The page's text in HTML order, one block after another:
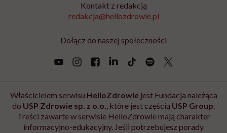
Kontakt z redakcją
redakcja@hellozdrowie.pl
Dołącz do naszej społeczności
Właścicielem serwisu HelloZdrowiejest Fundacja należąca
do USP Zdrowie sp. z o.o. , które jest częścią USP Group
Treści zawarte w serwisie HelloZdrowie mają charakter
informacyjno-edukacyjny. Jeśli potrzebujesz porady